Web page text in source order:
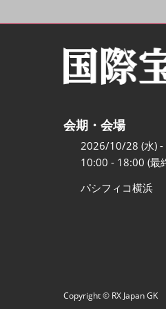
会期・会場
2026/10/28 (水) -
10:00 - 18:00 (最
パシフィコ横浜
Copyright © RX Japan GK